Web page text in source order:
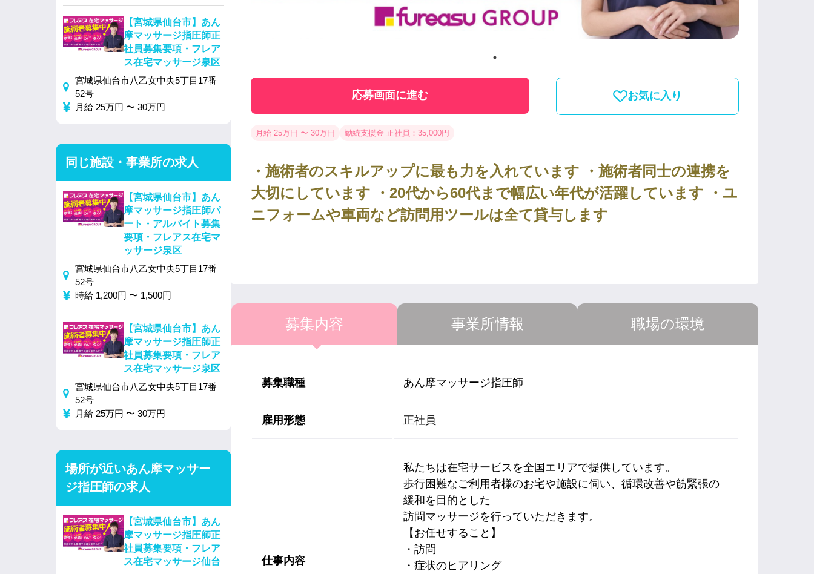
応募画面に進む お気に入り
月給 25万円 〜 30万円 勤続支援金 正社員：35,000円
・施術者のスキルアップに最も力を入れています ・施術者同士の連携を
大切にしています ・20代から60代まで幅広い年代が活躍しています ・ユ
ニフォームや車両など訪問用ツールは全て貸与します
募集内容 事業所情報 職場の環境
募集職種 あん摩マッサージ指圧師
雇用形態 正社員
仕事内容
私たちは在宅サービスを全国エリアで提供しています。
歩行困難なご利用者様のお宅や施設に伺い、循環改善や筋緊張の
緩和を目的とした
訪問マッサージを行っていただきます。
【お任せすること】
・訪問
・症状のヒアリング
【宮城県仙台市】あん
摩マッサージ指圧師正
社員募集要項・フレア
ス在宅マッサージ泉区
宮城県仙台市八乙女中央5丁目17番
52号
月給 25万円 〜 30万円
同じ施設・事業所の求人
【宮城県仙台市】あん
摩マッサージ指圧師パ
ート・アルバイト募集
要項・フレアス在宅マ
ッサージ泉区
宮城県仙台市八乙女中央5丁目17番
52号
時給 1,200円 〜 1,500円
【宮城県仙台市】あん
摩マッサージ指圧師正
社員募集要項・フレア
ス在宅マッサージ泉区
宮城県仙台市八乙女中央5丁目17番
52号
月給 25万円 〜 30万円
場所が近いあん摩マッサー
ジ指圧師の求人
【宮城県仙台市】あん
摩マッサージ指圧師正
社員募集要項・フレア
ス在宅マッサージ仙台